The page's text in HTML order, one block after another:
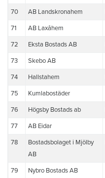
70 AB Landskronahem
71 AB Laxåhem
72 Eksta Bostads AB
73 Skebo AB
74 Hallstahem
75 Kumlabostäder
76 Högsby Bostads ab
77 AB Eidar
78
Bostadsbolaget i Mjölby
AB
79 Nybro Bostads AB